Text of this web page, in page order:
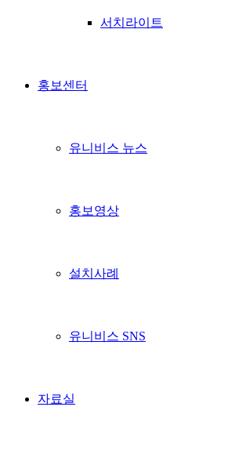
서치라이트
홍보센터
유니비스 뉴스
홍보영상
설치사례
유니비스 SNS
자료실